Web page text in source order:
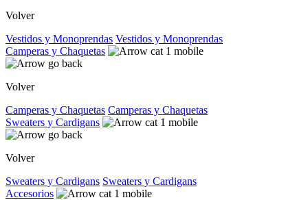
Volver
Vestidos y Monoprendas Vestidos y Monoprendas
Camperas y Chaquetas
Volver
Camperas y Chaquetas Camperas y Chaquetas
Sweaters y Cardigans
Volver
Sweaters y Cardigans Sweaters y Cardigans
Accesorios